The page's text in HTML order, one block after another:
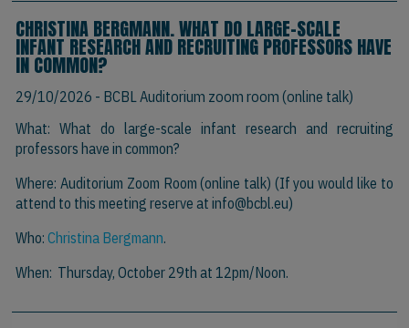
CHRISTINA BERGMANN. WHAT DO LARGE-SCALE
INFANT RESEARCH AND RECRUITING PROFESSORS HAVE
IN COMMON?
29/10/2026 - BCBL Auditorium zoom room (online talk)
What: Whatdo large-scale infant research and recruiting
professors have in common?
Where: Auditorium Zoom Room (online talk) (If you would like to
attend to this meeting reserve atinfo@bcbl.eu)
Who:Christina Bergmann.
When: Thursday, October 29th at 12pm/Noon.